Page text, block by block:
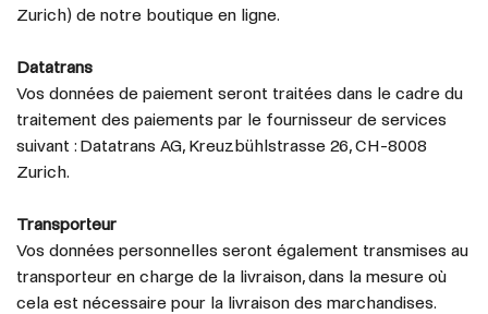
Zurich) de notre boutique en ligne.
Datatrans
Vos données de paiement seront traitées dans le cadre du
traitement des paiements par le fournisseur de services
suivant : Datatrans AG, Kreuzbühlstrasse 26, CH-8008
Zurich.
Transporteur
Vos données personnelles seront également transmises au
transporteur en charge de la livraison, dans la mesure où
cela est nécessaire pour la livraison des marchandises.